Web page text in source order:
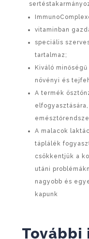
vitaminban
speciális
tartalmaz;
Kiváló
növényi és
A termék
A malacok
táplálék
csökkentjük a
utáni
nagyobb és
kapunk